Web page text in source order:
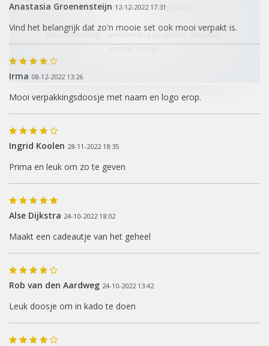
Anastasia Groenensteijn 12-12-2022 17:31
Vind het belangrijk dat zo'n mooie set ook mooi verpakt is.
Irma 08-12-2022 13:26
Mooi verpakkingsdoosje met naam en logo erop.
Ingrid Koolen 28-11-2022 18:35
Prima en leuk om zo te geven
Alse Dijkstra 24-10-2022 18:02
Maakt een cadeautje van het geheel
Rob van den Aardweg 24-10-2022 13:42
Leuk doosje om in kado te doen
Ik ben afwezig t/m 10 augustus.
De vermelding: -verzending op iedere dinsdag-
vervalt tijdeijk.